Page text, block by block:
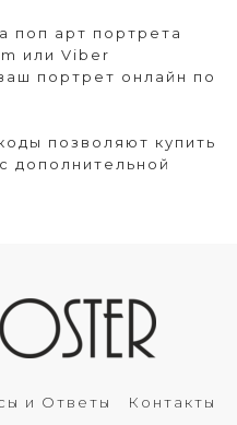
поп арт портрета
или Viber
портрет онлайн по
позволяют купить
дополнительной
и Ответы
Контакты